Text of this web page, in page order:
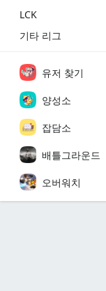
LCK
기타 리그
유저 찾기
양성소
잡담소
배틀그라운드
오버워치